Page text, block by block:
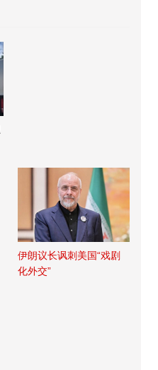
伊朗议长讽刺美国“戏剧
化外交”